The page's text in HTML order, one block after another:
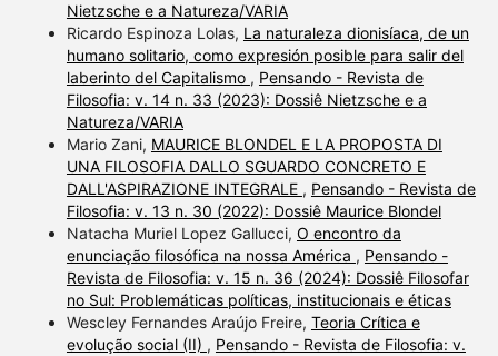
Nietzsche e a Natureza/VARIA
Ricardo Espinoza Lolas, La naturaleza dionisíaca, de un
humano solitario, como expresión posible para salir del
laberinto del Capitalismo , Pensando - Revista de
Filosofia: v. 14 n. 33 (2023): Dossiê Nietzsche e a
Natureza/VARIA
Mario Zani, MAURICE BLONDEL E LA PROPOSTA DI
UNA FILOSOFIA DALLO SGUARDO CONCRETO E
DALL'ASPIRAZIONE INTEGRALE , Pensando - Revista de
Filosofia: v. 13 n. 30 (2022): Dossiê Maurice Blondel
Natacha Muriel Lopez Gallucci, O encontro da
enunciação filosófica na nossa América , Pensando -
Revista de Filosofia: v. 15 n. 36 (2024): Dossiê Filosofar
no Sul: Problemáticas políticas, institucionais e éticas
Wescley Fernandes Araújo Freire, Teoria Crítica e
evolução social (II) , Pensando - Revista de Filosofia: v.